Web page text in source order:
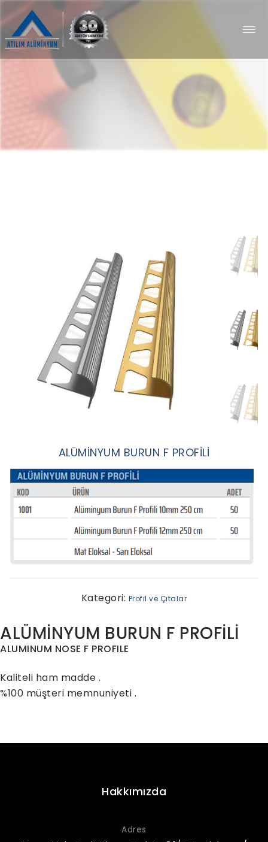
ALÜMİNYUM BURUN F PROFİLİ
Kategori: Profil ve Çıtalar
ALÜMİNYUM BURUN F PROFİLİ
ALUMINUM NOSE F PROFILE
Kaliteli ham madde .
%100 müşteri memnuniyeti .
Hakkımızda
Adres